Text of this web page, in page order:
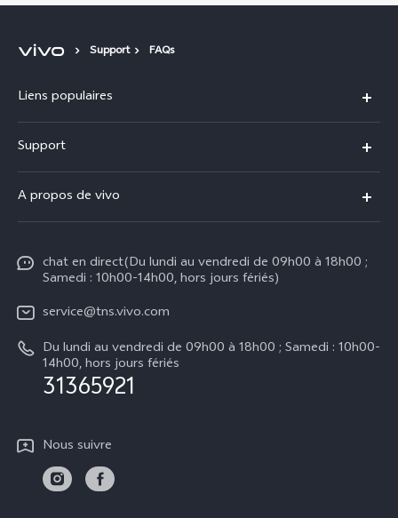
Support FAQs
Liens populaires
Y31 5G
V70
V50
Y21d
Y29
Support
Centre de services
Authentification IMEI
Instructions de garantie vivo
A propos de vivo
Legal Notice
À propos de vivo
Centre de confidentialité vivo
Durabilité
chat en direct(Du lundi au vendredi de 09h00 à 18h00 ;
Samedi : 10h00-14h00, hors jours fériés)
service@tns.vivo.com
Du lundi au vendredi de 09h00 à 18h00 ; Samedi : 10h00-
14h00, hors jours fériés
31365921
Nous suivre